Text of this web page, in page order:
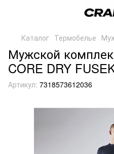
Каталог Термобелье
Мужской
CORE DRY
Артикул: 7318573612036